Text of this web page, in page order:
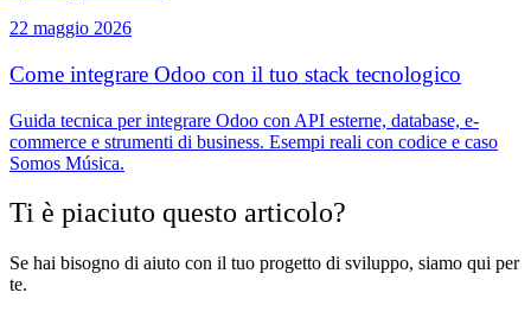
22 maggio 2026
Come integrare Odoo con il tuo stack tecnologico
Guida tecnica per integrare Odoo con API esterne, database, e-
commerce e strumenti di business. Esempi reali con codice e caso
Somos Música.
Ti è piaciuto questo articolo?
Se hai bisogno di aiuto con il tuo progetto di sviluppo, siamo qui per
te.